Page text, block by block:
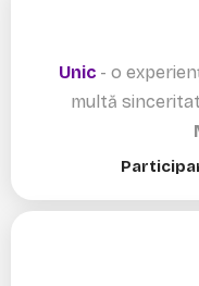
Unic- o
multă